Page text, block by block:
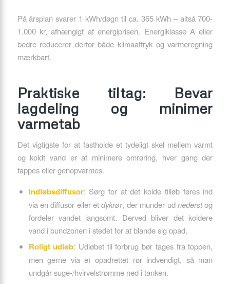
På årsplan svarer 1 kWh/døgn til ca. 365 kWh – altså 700-
1.000 kr, afhængigt af energiprisen. Energiklasse A eller
bedre reducerer derfor både klimaaftryk og varmeregning
mærkbart.
Praktiske tiltag: Bevar
lagdeling og minimer
varmetab
Det vigtigste for at fastholde et tydeligt skel mellem varmt
og koldt vand er at minimere omrøring, hver gang der
tappes eller genopvarmes.
Indløbsdiffusor: Sørg for at det kolde tilløb føres ind
via en diffusor eller etdykrør, der munder udnederstog
fordeler vandet langsomt. Derved bliver det koldere
vand i bundzonen i stedet for at blande sig opad.
Roligt udløb: Udløbet til forbrug bør tages fra toppen,
men gerne via et opadrettet rør indvendigt, så man
undgår suge-/hvirvelstrømme ned i tanken.